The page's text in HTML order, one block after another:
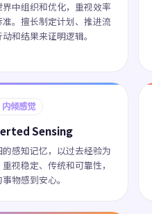
中组织和优化，重视效率
准。擅长制定计划、推进流
和结果来证明逻辑。
倾感觉
Sensing
感知记忆，以过去经验为
视稳定、传统和可靠性，
物感到安心。